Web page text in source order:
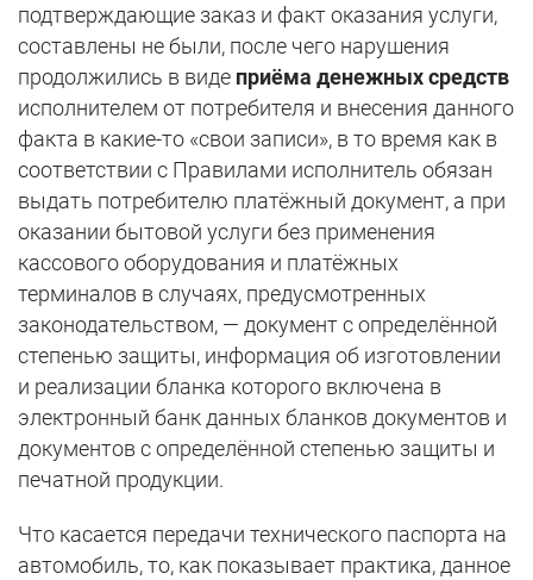
подтверждающие заказ и факт оказания услуги,
составлены не были, после чего нарушения
продолжились в виде приёма денежных средств
исполнителем от потребителя и внесения данного
факта в какие-то «свои записи», в то время как в
соответствии с Правилами исполнитель обязан
выдать потребителю платёжный документ, а при
оказании бытовой услуги без применения
кассового оборудования и платёжных
терминалов в случаях, предусмотренных
законодательством, — документ с определённой
степенью защиты, информация об изготовлении
и реализации бланка которого включена в
электронный банк данных бланков документов и
документов с определённой степенью защиты и
печатной продукции.
Что касается передачи технического паспорта на
автомобиль, то, как показывает практика, данное